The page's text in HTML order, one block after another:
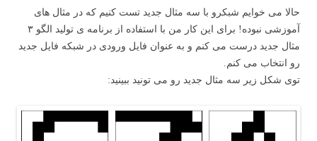
حالا می خوایم شبکرو با سه مثال جدید تست کنیم که در مثال های
آموزشی نبوده! برای این کار من با استفاده از برنامه ی تولید الگو ۳
مثال جدید درست می کنم و به عنوان فایل ورودی در شبکه فایل جدید
رو انتخاب می کنم.
توی شکل زیر سه مثال جدید رو می تونید ببینید: